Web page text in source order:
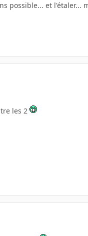
possible... et l'étaler...
les 2